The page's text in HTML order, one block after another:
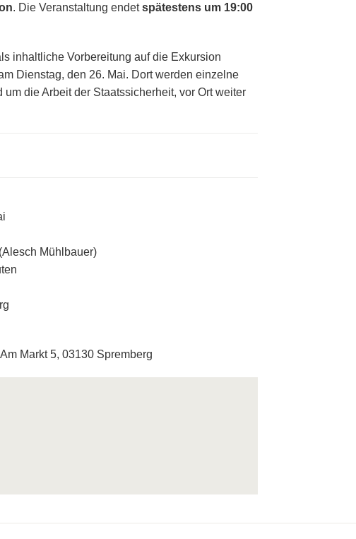
. Die Veranstaltung endetspätestens um 19:00
inhaltliche Vorbereitung auf die Exkursion
Dienstag, den 26. Mai. Dort werden einzelne
die Arbeit der Staatssicherheit, vor Ort weiter
Mühlbauer)
Markt 5, 03130 Spremberg